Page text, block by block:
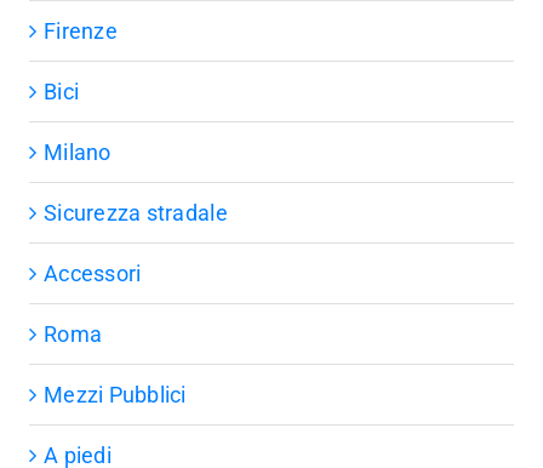
Firenze
Bici
Milano
Sicurezza stradale
Accessori
Roma
Mezzi Pubblici
A piedi